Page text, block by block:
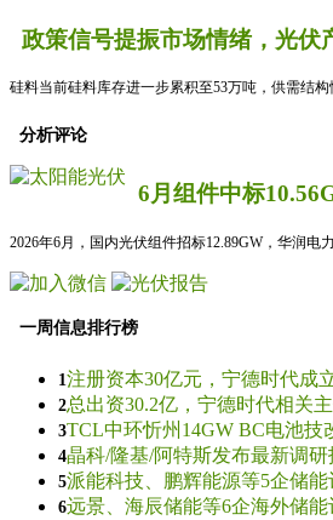
政策信号提振市场情绪，光伏
硅料当前硅料库存进一步累积至53万吨，供需结
分析评论
6月组件中标
2026年6月，国内光伏组件招标12.89GW，华润
一周信息排行榜
1注册资本30亿元，宁德时代成
2总出资30.2亿，宁德时代相关
3TCL中环忻州14GW BC电池技
4晶科/隆基/阿特斯发布最新调研
5派能科技、鹏辉能源等5企储
6远景、海辰储能等6企海外储能